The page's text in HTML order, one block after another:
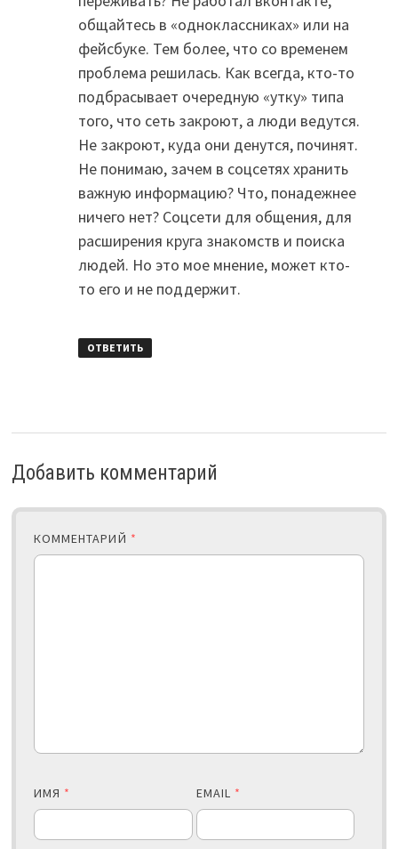
общайтесь в «одноклассниках» или на
фейсбуке. Тем более, что со временем
проблема решилась. Как всегда, кто-то
подбрасывает очередную «утку» типа
того, что сеть закроют, а люди ведутся.
Не закроют, куда они денутся, починят.
Не понимаю, зачем в соцсетях хранить
важную информацию? Что, понадежнее
ничего нет? Соцсети для общения, для
расширения круга знакомств и поиска
людей. Но это мое мнение, может кто-
то его и не поддержит.
ОТВЕТИТЬ
Добавить комментарий
КОММЕНТАРИЙ *
ИМЯ * EMAIL *